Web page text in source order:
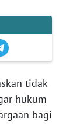
tidak
hukum
bagi